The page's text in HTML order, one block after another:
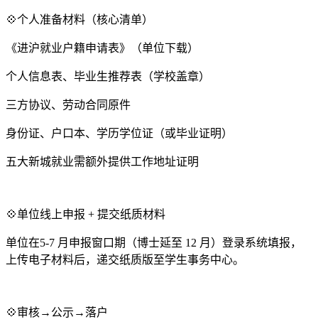
💠个人准备材料（核心清单）
《进沪就业户籍申请表》（单位下载）
个人信息表、毕业生推荐表（学校盖章）
三方协议、劳动合同原件
身份证、户口本、学历学位证（或毕业证明）
五大新城就业需额外提供工作地址证明
💠单位线上申报 + 提交纸质材料
单位在5-7 月申报窗口期（博士延至 12 月）登录系统填报，
上传电子材料后，递交纸质版至学生事务中心。
💠审核→公示→落户